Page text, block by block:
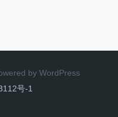
by WordPress
号-1